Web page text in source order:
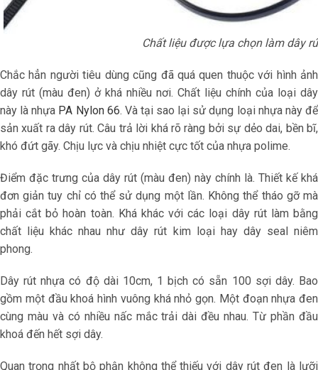
Chất liệu được lựa chọn làm dây
Chắc hẳn người tiêu dùng cũng đã quá quen thuộc với hình ảnh
dây rút (màu đen) ở khá nhiều nơi. Chất liệu chính của loại dây
này là nhựa PA Nylon 66. Và tại sao lại sử dụng loại nhựa này để
sản xuất ra dây rút. Câu trả lời khá rõ ràng bởi sự dẻo dai, bền bĩ,
khó đứt gãy. Chịu lực và chịu nhiệt cực tốt của nhựa polime.
Điểm đặc trưng của dây rút (màu đen) này chính là. Thiết kế khá
đơn giản tuy chỉ có thể sử dụng một lần. Không thể tháo gỡ mà
phải cắt bỏ hoàn toàn. Khá khác với các loại dây rút làm bằng
chất liệu khác nhau như dây rút kim loại hay dây seal niêm
phong.
Dây rút nhựa có độ dài 10cm, 1 bịch có sẵn 100 sợi dây. Bao
gồm một đầu khoá hình vuông khá nhỏ gọn. Một đoạn nhựa đen
cùng màu và có nhiều nấc mắc trải dài đều nhau. Từ phần đầu
khoá đến hết sợi dây.
Quan trọng nhất bộ phận không thể thiếu với dây rút đen là lưỡi